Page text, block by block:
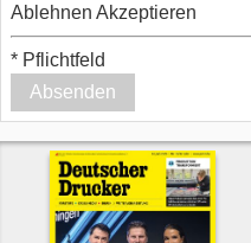
Ablehnen Akzeptieren
* Pflichtfeld
Absenden